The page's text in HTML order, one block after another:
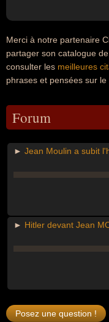
Merci à notre partenaire
partager son catalogue
consulter les meilleures
phrases et pensées sur le
Forum
► Jean Moulin a subit
► Hitler devant Jean